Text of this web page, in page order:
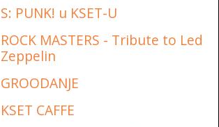
S: PUNK! u KSET-U
ROCK MASTERS - Tribute to Led
Zeppelin
GROODANJE
KSET CAFFE